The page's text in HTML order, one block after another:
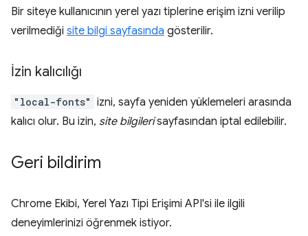
Bir siteye kullanıcının yerel yazı tiplerine erişim izni verilip
verilmediği site bilgi sayfasında gösterilir.
İzin kalıcılığı
"local-fonts" izni, sayfa yeniden yüklemeleri arasında
kalıcı olur. Bu izin, site bilgilerisayfasından iptal edilebilir.
Geri bildirim
Chrome Ekibi, Yerel Yazı Tipi Erişimi API'si ile ilgili
deneyimlerinizi öğrenmek istiyor.